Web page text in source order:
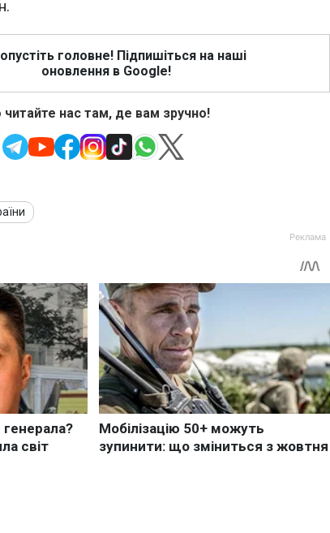
головне! Підпишіться на наші
оновлення в Google!
нас там, де вам зручно!